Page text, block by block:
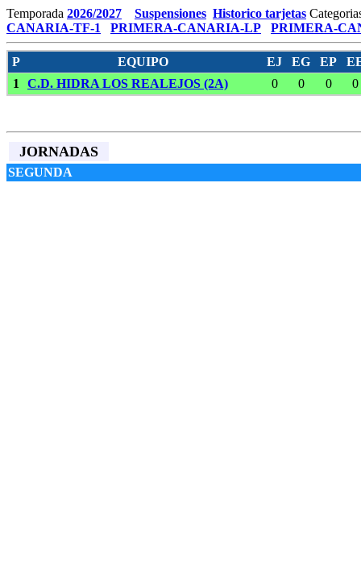
Temporada 2026/2027 Suspensiones Historico tarjetas
CANARIA-TF-1
PRIMERA-CANARIA-LP PRIMERA-
P EQUIPO EJ EG EP
1
C.D. HIDRA LOS REALEJOS (2A) 0 0 0 0
JORNADAS
SEGUNDA